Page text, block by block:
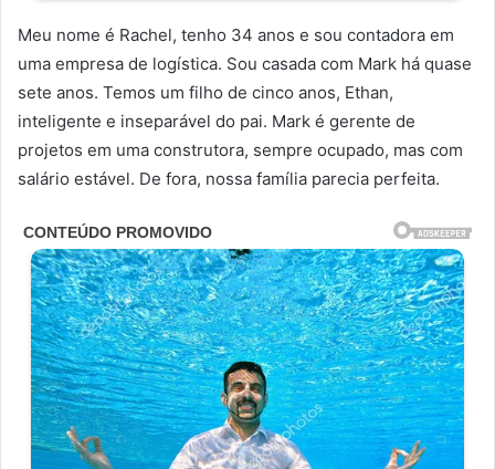
Meu nome é Rachel, tenho 34 anos e sou contadora em
uma empresa de logística. Sou casada com Mark há quase
sete anos. Temos um filho de cinco anos, Ethan,
inteligente e inseparável do pai. Mark é gerente de
projetos em uma construtora, sempre ocupado, mas com
salário estável. De fora, nossa família parecia perfeita.